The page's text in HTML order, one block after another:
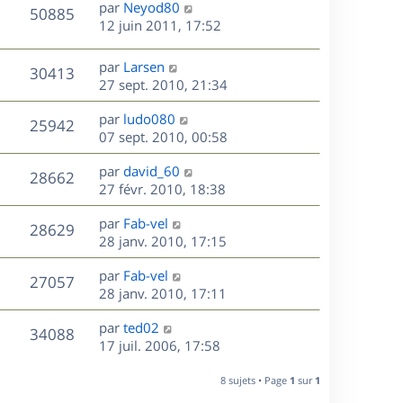
n
i
e
r
m
e
s
s
a
g
e
50885V
u
e
D
e
n
i
e
r
m
e
s
s
a
g
e
par Neyod80
12 juin 2011, 17:52
30413V
u
e
s
D
e
r
n
i
e
r
m
e
s
s
a
g
e
par Larsen
27 sept. 2010, 21:34
25942V
u
e
s
D
e
r
n
i
e
r
m
e
s
s
a
g
e
par ludo080
07 sept. 2010, 00:58
28662V
u
s
D
e
r
n
i
e
r
m
e
s
s
par david_60
27 févr. 2010, 18:38
28629V
u
s
D
e
r
n
i
e
r
m
par Fab-vel
28 janv. 2010, 17:15
27057V
u
e
D
e
r
n
i
par Fab-vel
28 janv. 2010, 17:11
34088V
D
e
par ted02
17 juil. 2006, 17:58
8 sujets • Page 1 sur 1